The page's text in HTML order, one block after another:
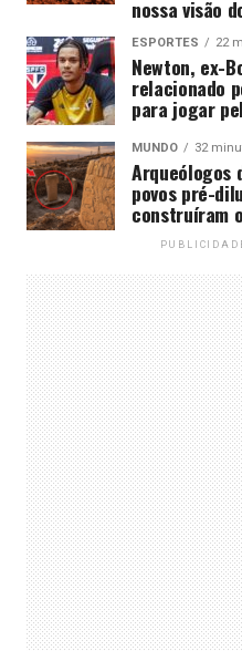
nossa visão
ESPORTES 22
Newton, ex-
relacionado
para jogar
MUNDO 32
Arqueólogos
povos pré-
construíram